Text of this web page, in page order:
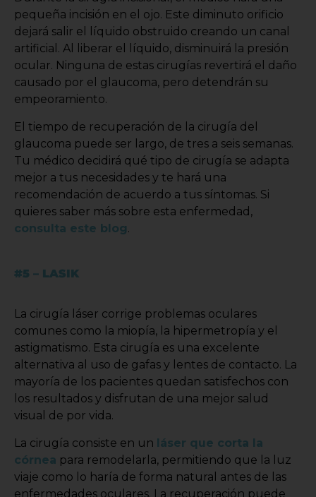
pequeña incisión en el ojo. Este diminuto orificio
dejará salir el líquido obstruido creando un canal
artificial. Al liberar el líquido, disminuirá la presión
ocular. Ninguna de estas cirugías revertirá el daño
causado por el glaucoma, pero detendrán su
empeoramiento.
El tiempo de recuperación de la cirugía del
glaucoma puede ser largo, de tres a seis semanas.
Tu médico decidirá qué tipo de cirugía se adapta
mejor a tus necesidades y te hará una
recomendación de acuerdo a tus síntomas. Si
quieres saber más sobre esta enfermedad,
consulta este blog.
#5 – LASIK
La cirugía láser corrige problemas oculares
comunes como la miopía, la hipermetropía y el
astigmatismo. Esta cirugía es una excelente
alternativa al uso de gafas y lentes de contacto. La
mayoría de los pacientes quedan satisfechos con
los resultados y disfrutan de una mejor salud
visual de por vida.
La cirugía consiste en un láser que corta la
córnea para remodelarla, permitiendo que la luz
viaje como lo haría de forma natural antes de las
enfermedades oculares. La recuperación puede